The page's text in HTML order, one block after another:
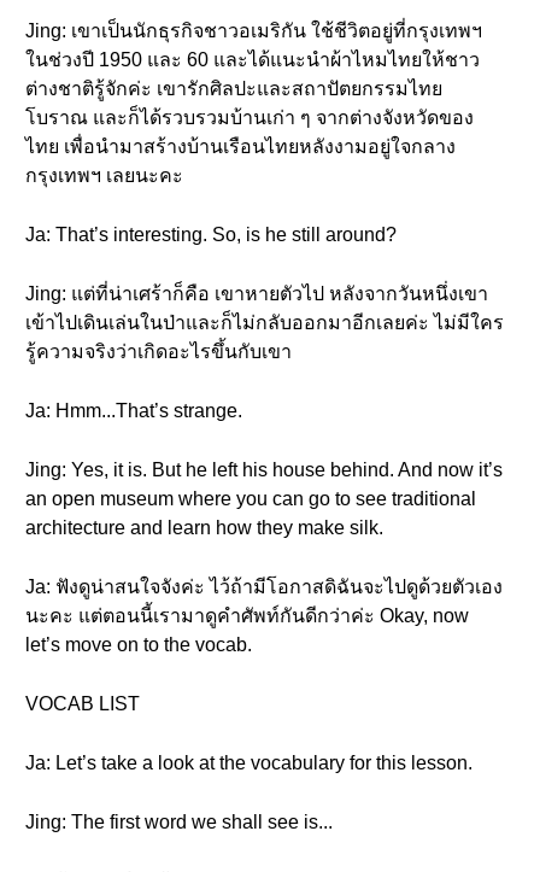
Jing: เขาเป็นนักธุรกิจชาวอเมริกัน ใช้ชีวิตอยู่ที่กรุงเทพฯ
ในช่วงปี 1950 และ 60 และได้แนะนำผ้าไหมไทยให้ชาว
ต่างชาติรู้จักค่ะ เขารักศิลปะและสถาปัตยกรรมไทย
โบราณ และก็ได้รวบรวมบ้านเก่า ๆ จากต่างจังหวัดของ
ไทย เพื่อนำมาสร้างบ้านเรือนไทยหลังงามอยู่ใจกลาง
กรุงเทพฯ เลยนะคะ
Ja: That’s interesting. So, is he still around?
Jing: แต่ที่น่าเศร้าก็คือ เขาหายตัวไป หลังจากวันหนึ่งเขา
เข้าไปเดินเล่นในป่าและก็ไม่กลับออกมาอีกเลยค่ะ ไม่มีใคร
รู้ความจริงว่าเกิดอะไรขึ้นกับเขา
Ja: Hmm...That’s strange.
Jing: Yes, it is. But he left his house behind. And now it’s
an open museum where you can go to see traditional
architecture and learn how they make silk.
Ja: ฟังดูน่าสนใจจังค่ะ ไว้ถ้ามีโอกาสดิฉันจะไปดูด้วยตัวเอง
นะคะ แต่ตอนนี้เรามาดูคำศัพท์กันดีกว่าค่ะ Okay, now
let’s move on to the vocab.
VOCAB LIST
Ja: Let’s take a look at the vocabulary for this lesson.
Jing: The first word we shall see is...